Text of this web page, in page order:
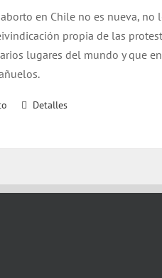
en Chile no es nueva,
propia de las
lugares del mundo y que
Detalles